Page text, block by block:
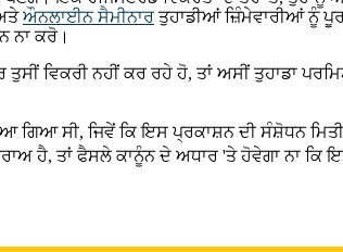
ਔਨਲਾਈਨ ਸੈਮੀਨਾਰ ਤੁਹਾਡੀਆਂ ਜ਼ਿੰਮੇਵਾਰੀਆਂ ਨੂੰ
ਨਾ ਕਰੋ।
ਵਿਕਰੀ ਨਹੀਂ ਕਰ ਰਹੇ ਹੋ, ਤਾਂ ਅਸੀਂ ਤੁਹਾਡਾ
ਗਿਆ ਸੀ, ਜਿਵੇਂ ਕਿ ਇਸ ਪ੍ਰਕਾਸ਼ਨ ਦੀ ਸੰਸ਼ੋਧਨ
ਹੈ, ਤਾਂ ਫੈਸਲੇ ਕਾਨੂੰਨ ਦੇ ਅਧਾਰ 'ਤੇ ਹੋਵੇਗਾ ਨਾ ਕਿ